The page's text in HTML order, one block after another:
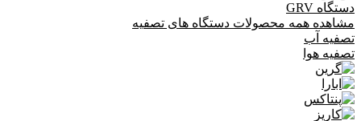
دستگاه GRV
مشاهده همه محصولات دستگاه های تصفیه
تصفیه آب
تصفیه هوا